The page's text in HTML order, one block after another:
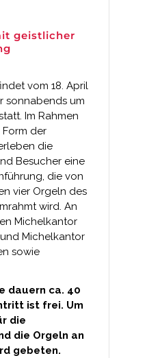
geistlicher
vom 18. April
sonnabends um
Im Rahmen
der
die
Besucher eine
die von
vier Orgeln des
wird. An
Michelkantor
Michelkantor
sowie
dauern ca. 40
ist frei. Um
die
die Orgeln an
gebeten.